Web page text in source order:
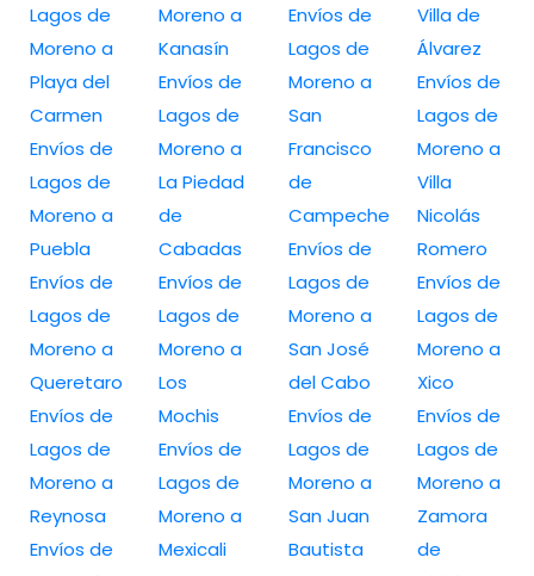
Lagos de
Moreno a
Playa del
Carmen
Envíos de
Lagos de
Moreno a
Puebla
Envíos de
Lagos de
Moreno a
Queretaro
Envíos de
Lagos de
Moreno a
Reynosa
Envíos de
Moreno a
Kanasín
Envíos de
Lagos de
Moreno a
La Piedad
de
Cabadas
Envíos de
Lagos de
Moreno a
Los
Mochis
Envíos de
Lagos de
Moreno a
Mexicali
Envíos de
Lagos de
Moreno a
San
Francisco
de
Campeche
Envíos de
Lagos de
Moreno a
San José
del Cabo
Envíos de
Lagos de
Moreno a
San Juan
Bautista
Villa de
Álvarez
Envíos de
Lagos de
Moreno a
Villa
Nicolás
Romero
Envíos de
Lagos de
Moreno a
Xico
Envíos de
Lagos de
Moreno a
Zamora
de